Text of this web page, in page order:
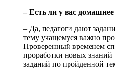
– Есть ли у вас домашнее
– Да, педагоги дают
тему учащемуся важно
Проверенный временем
проработки новых
заданий по пройденной